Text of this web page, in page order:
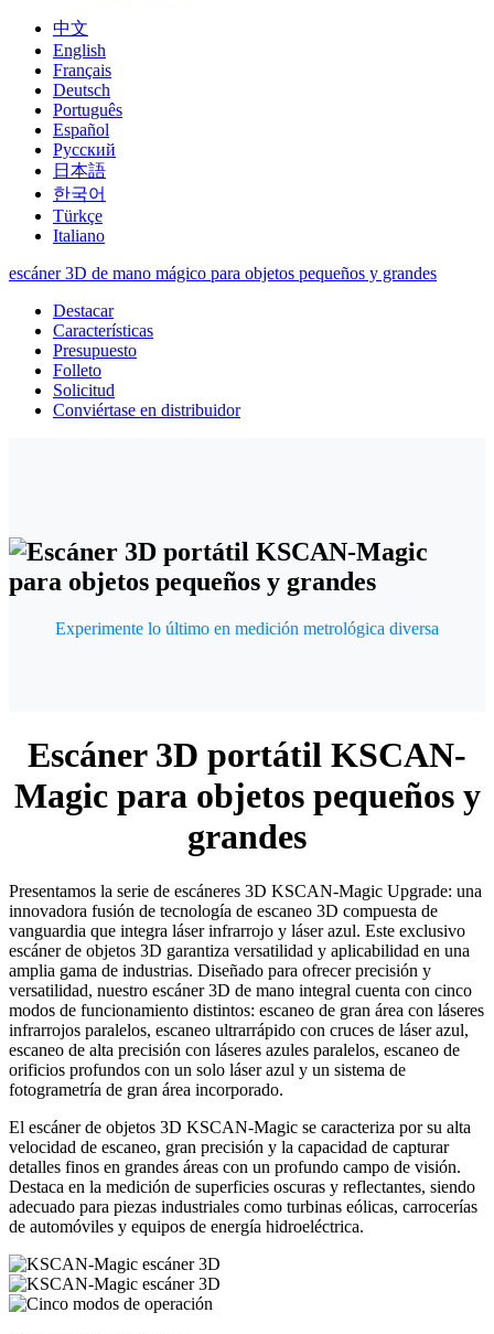
中文
English
Français
Deutsch
Português
Español
Русский
日本語
한국어
Türkçe
Italiano
escáner 3D de mano mágico para objetos pequeños y grandes
Destacar
Características
Presupuesto
Folleto
Solicitud
Conviértase en distribuidor
Experimente lo último en medición metrológica diversa
Escáner 3D portátil KSCAN-
Magic para objetos pequeños y
grandes
Presentamos la serie de escáneres 3D KSCAN-Magic Upgrade: una
innovadora fusión de tecnología de escaneo 3D compuesta de
vanguardia que integra láser infrarrojo y láser azul. Este exclusivo
escáner de objetos 3D garantiza versatilidad y aplicabilidad en una
amplia gama de industrias. Diseñado para ofrecer precisión y
versatilidad, nuestro escáner 3D de mano integral cuenta con cinco
modos de funcionamiento distintos: escaneo de gran área con láseres
infrarrojos paralelos, escaneo ultrarrápido con cruces de láser azul,
escaneo de alta precisión con láseres azules paralelos, escaneo de
orificios profundos con un solo láser azul y un sistema de
fotogrametría de gran área incorporado.
El escáner de objetos 3D KSCAN-Magic se caracteriza por su alta
velocidad de escaneo, gran precisión y la capacidad de capturar
detalles finos en grandes áreas con un profundo campo de visión.
Destaca en la medición de superficies oscuras y reflectantes, siendo
adecuado para piezas industriales como turbinas eólicas, carrocerías
de automóviles y equipos de energía hidroeléctrica.